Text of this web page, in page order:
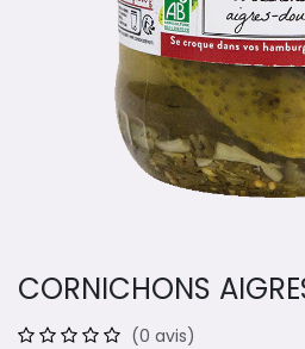
CORNICHONS
(0 avis)